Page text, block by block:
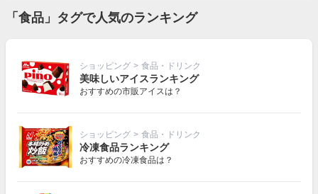
「食品」タグで人気のランキング
ショッピング > 食品・ドリンク
美味しいアイスランキング
おすすめの市販アイスは？
ショッピング > 食品・ドリンク
冷凍食品ランキング
おすすめの冷凍食品は？